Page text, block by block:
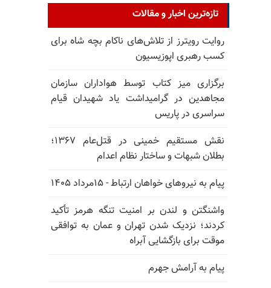
تازه‌ترین اخبار و مقالات
روایت رویترز از تلاش‌های ناکام بچه شاه برای
کسب رهبری اپوزیسیون
برگزاری میز کتاب توسط هواداران سازمان
مجاهدین در گرامیداشت یاد شهیدان قیام
سراسری در پاریس
نقش مستقیم خمینی در قتل‌عام ۱۳۶۷؛
بطلان شبهات و ساختار نظام اعدام
پیام به نیروهای خواهان ارتباط - ۱۵مرداد ۱۴۰۵
واشنگتن و لندن بر امنیت تنگه هرمز تأکید
کردند؛ نزدیک شدن تهران و عمان به توافقی
موقت برای بازگشایی آبراه
پیام به آرامش جهرم